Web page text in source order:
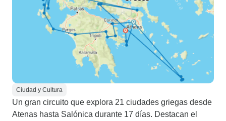
Ciudad y Cultura
Un gran circuito que explora 21 ciudades griegas desde
Atenas hasta Salónica durante 17 días. Destacan el